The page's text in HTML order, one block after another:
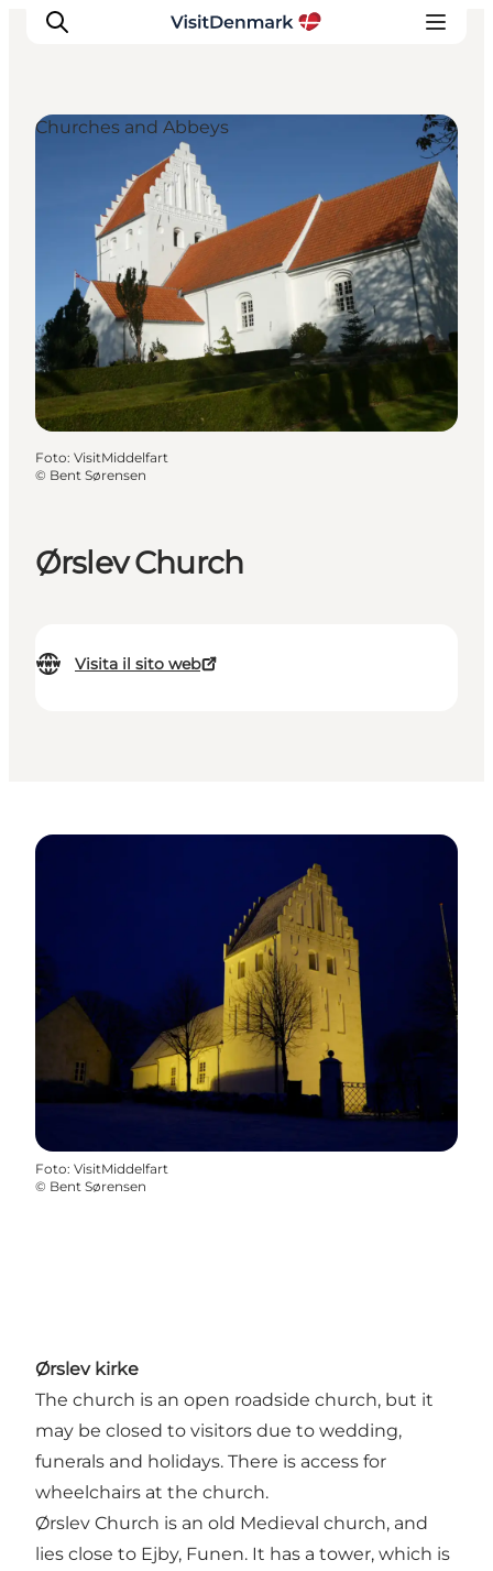
Ispirazioni
Dove andare
Cosa fare
Dove dormire
Pianifica il viaggio
Ørslev Church
Visita il sito web
Churches and Abbeys
Foto: VisitMiddelfart
© Bent Sørensen
Foto: VisitMiddelfart
© Bent Sørensen
Ørslev kirke
The church is an open roadside church, but it
may be closed to visitors due to wedding,
funerals and holidays. There is access for
wheelchairs at the church.
Ørslev Church is an old Medieval church, and
lies close to Ejby, Funen. It has a tower, which is